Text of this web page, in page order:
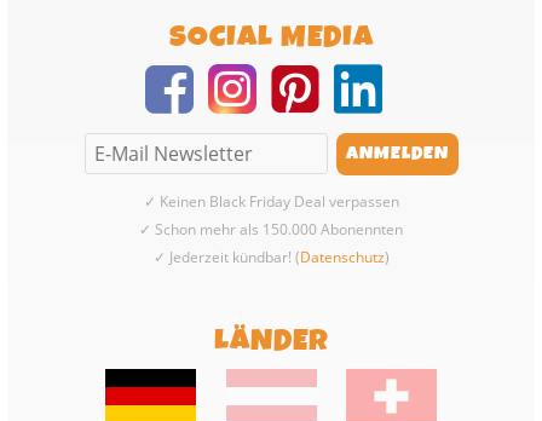
SOCIAL MEDIA
✓ Keinen Black Friday Deal verpassen
✓ Schon mehr als 150.000 Abonennten
✓ Jederzeit kündbar! (Datenschutz)
LÄNDER